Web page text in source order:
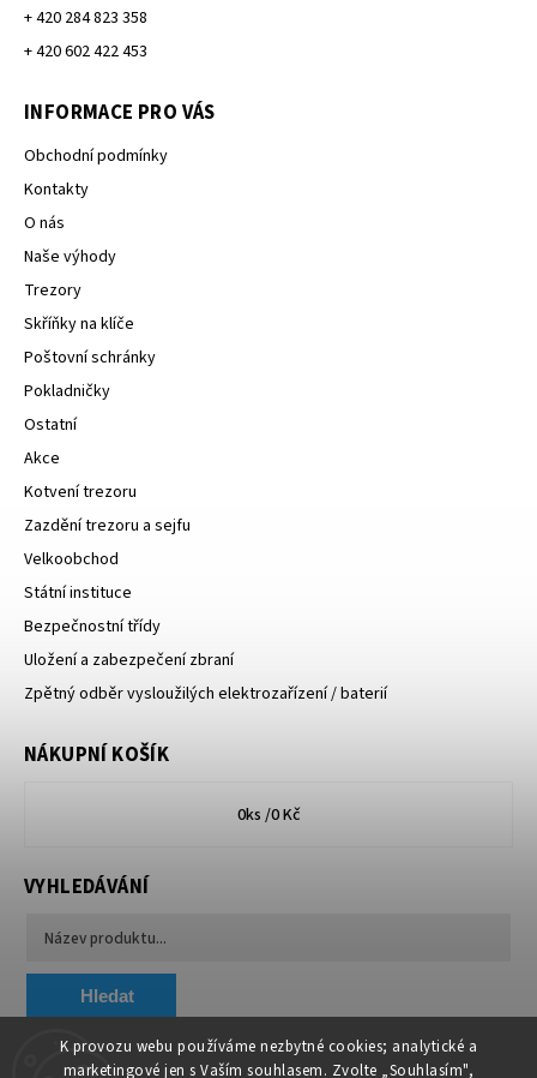
K provozu webu používáme nezbytné cookies; analytické a
marketingové jen s Vaším souhlasem. Zvolte „Souhlasím",
+ 420 284 823 358
+ 420 602 422 453
INFORMACE PRO VÁS
Obchodní podmínky
Kontakty
O nás
Naše výhody
Trezory
Skříňky na klíče
Poštovní schránky
Pokladničky
Ostatní
Akce
Kotvení trezoru
Zazdění trezoru a sejfu
Velkoobchod
Státní instituce
Bezpečnostní třídy
Uložení a zabezpečení zbraní
Zpětný odběr vysloužilých elektrozařízení / baterií
NÁKUPNÍ KOŠÍK
0ks /0 Kč
VYHLEDÁVÁNÍ
Hledat